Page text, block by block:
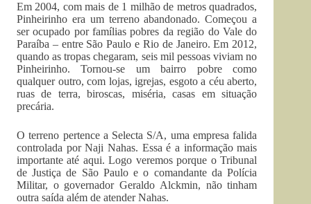
Em 2004, com mais de 1 milhão de metros quadrados,
Pinheirinho era um terreno abandonado. Começou a
ser ocupado por famílias pobres da região do Vale do
Paraíba – entre São Paulo e Rio de Janeiro. Em 2012,
quando as tropas chegaram, seis mil pessoas viviam no
Pinheirinho. Tornou-se um bairro pobre como
qualquer outro, com lojas, igrejas, esgoto a céu aberto,
ruas de terra, biroscas, miséria, casas em situação
precária.
O terreno pertence a Selecta S/A, uma empresa falida
controlada por Naji Nahas. Essa é a informação mais
importante até aqui. Logo veremos porque o Tribunal
de Justiça de São Paulo e o comandante da Polícia
Militar, o governador Geraldo Alckmin, não tinham
outra saída além de atender Nahas.